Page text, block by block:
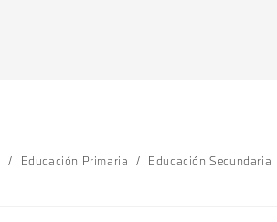
/ Educación Primaria / Educación Secundaria